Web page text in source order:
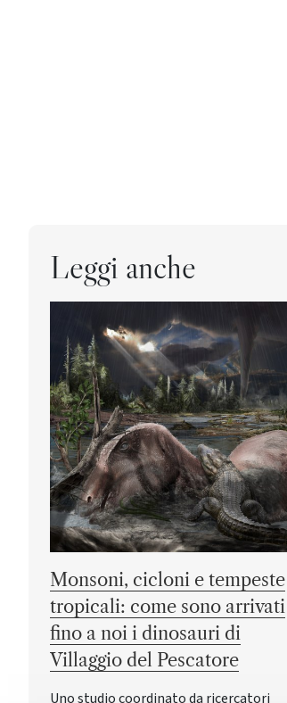
Leggi anche
Monsoni, cicloni e tempeste
tropicali: come sono arrivati
fino a noi i dinosauri di
Villaggio del Pescatore
Uno studio coordinato da ricercatori